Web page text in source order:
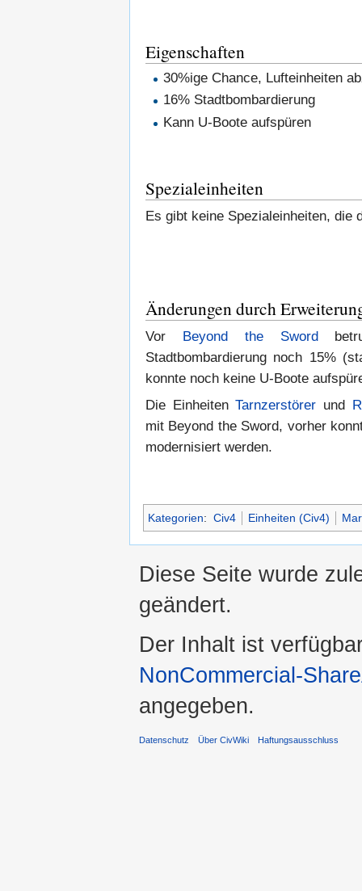
Eigenschaften
30%ige Chance, Lufteinheiten
16% Stadtbombardierung
Kann U-Boote aufspüren
Spezialeinheiten
Es gibt keine Spezialeinheiten, die
Änderungen durch
Vor Beyond the Sword
Stadtbombardierung noch 15%
konnte noch keine U-Boote
Die EinheitenTarnzerstörer und
mit Beyond the Sword, vorher
modernisiert werden.
Kategorien: Civ4 Einheiten (Civ4)
Diese Seite wurde
geändert.
Der Inhalt ist
NonCommercial-
angegeben.
Datenschutz Über CivWiki Haftungsausschluss